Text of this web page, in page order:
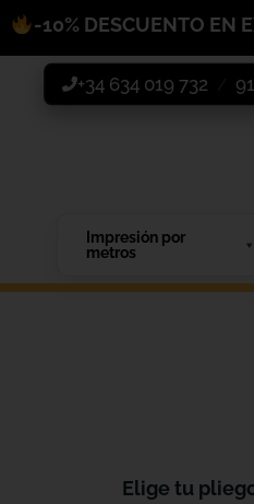
-10% DESCUENTO EN
+34 634 019 732
Impresión por
metros
Elige tu